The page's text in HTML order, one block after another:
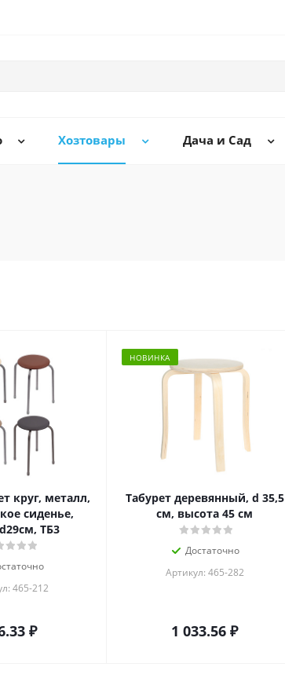
Хозтовары Дача и Сад
круг, металл,
сиденье,
ТБ3
465-212
₽
НОВИНКА
Табурет деревянный, d 35,5
см, высота 45 см
Достаточно
Артикул: 465-282
1 033.56 ₽